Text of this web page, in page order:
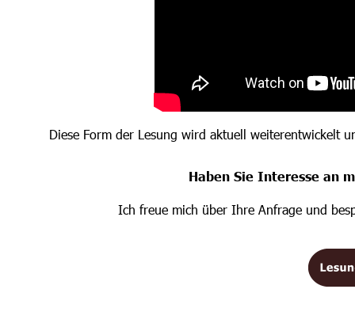
Haben Sie Interesse an
Ich freue mich über Ihre Anfrage und
Diese Form der Lesung wird aktuell weiterentwickelt